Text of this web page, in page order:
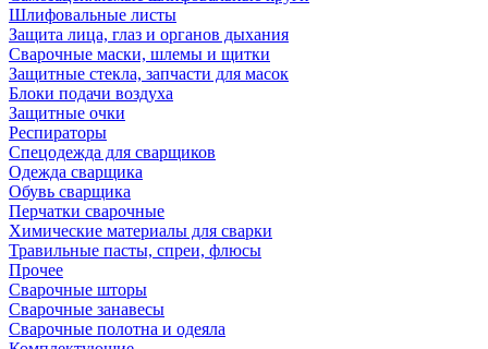
Шлифовальные листы
Защита лица, глаз и органов дыхания
Сварочные маски, шлемы и щитки
Защитные стекла, запчасти для масок
Блоки подачи воздуха
Защитные очки
Респираторы
Спецодежда для сварщиков
Одежда сварщика
Обувь сварщика
Перчатки сварочные
Химические материалы для сварки
Травильные пасты, спреи, флюсы
Прочее
Сварочные шторы
Сварочные занавесы
Сварочные полотна и одеяла